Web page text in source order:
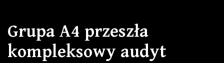
Grupa A4 przeszła
kompleksowy audyt